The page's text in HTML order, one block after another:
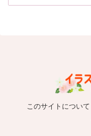
このサイトについて